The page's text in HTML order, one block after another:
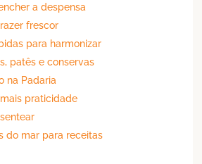
a despensa
frescor
para harmonizar
patês e conservas
na Padaria
praticidade
do mar para receitas